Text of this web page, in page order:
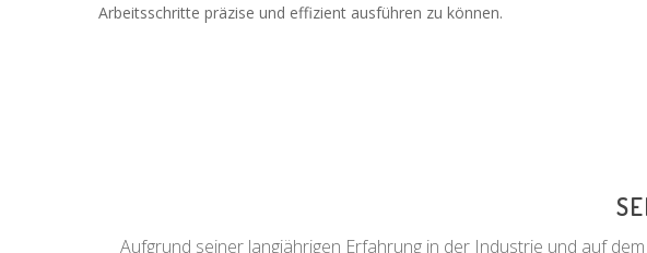
Arbeitsschritte präzise und effizient ausführen zu können.
Aufgrund seiner langjährigen Erfahrung in der Industrie und auf